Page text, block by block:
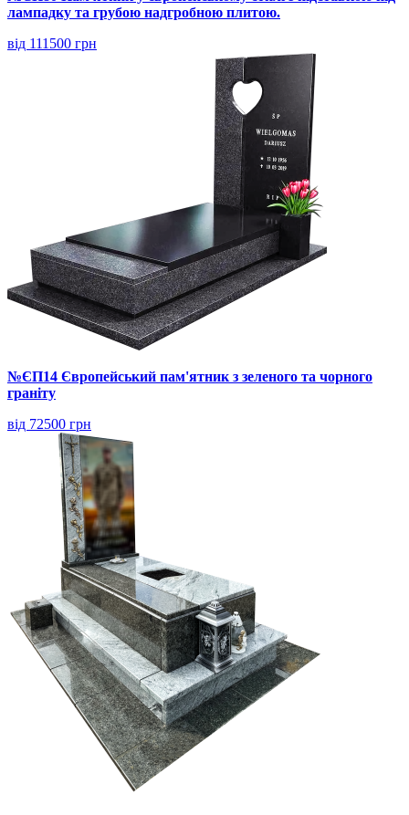
лампадку та грубою надгробною плитою.
від 111500 грн
№ЄП14 Європейський пам'ятник з зеленого та чорного
граніту
від 72500 грн